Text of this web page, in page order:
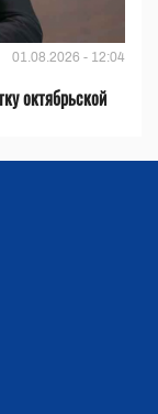
01.08.2026 - 12:04
октябрьской